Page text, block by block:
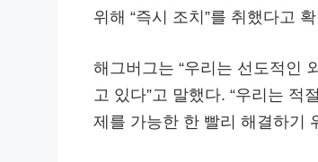
위해 “즉시 조치”를 취했다고
해그버그는 “우리는 선도적인
고 있다”고 말했다. “우리는
제를 가능한 한 빨리 해결하기